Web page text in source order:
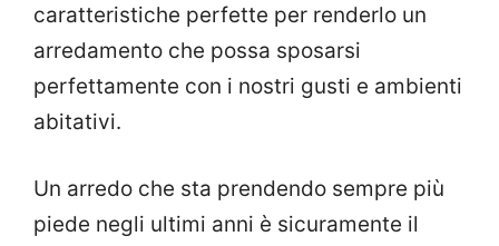
caratteristiche perfette per renderlo un
arredamento che possa sposarsi
perfettamente con i nostri gusti e ambienti
abitativi.
Un arredo che sta prendendo sempre più
piede negli ultimi anni è sicuramente il